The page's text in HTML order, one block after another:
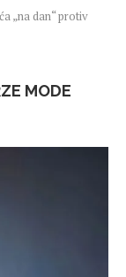
„na dan“ protiv
MODE